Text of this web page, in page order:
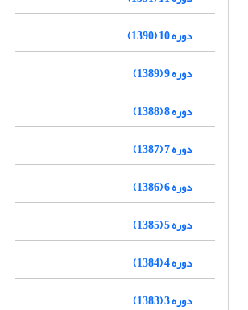
دوره 10 (1390)
دوره 9 (1389)
دوره 8 (1388)
دوره 7 (1387)
دوره 6 (1386)
دوره 5 (1385)
دوره 4 (1384)
دوره 3 (1383)